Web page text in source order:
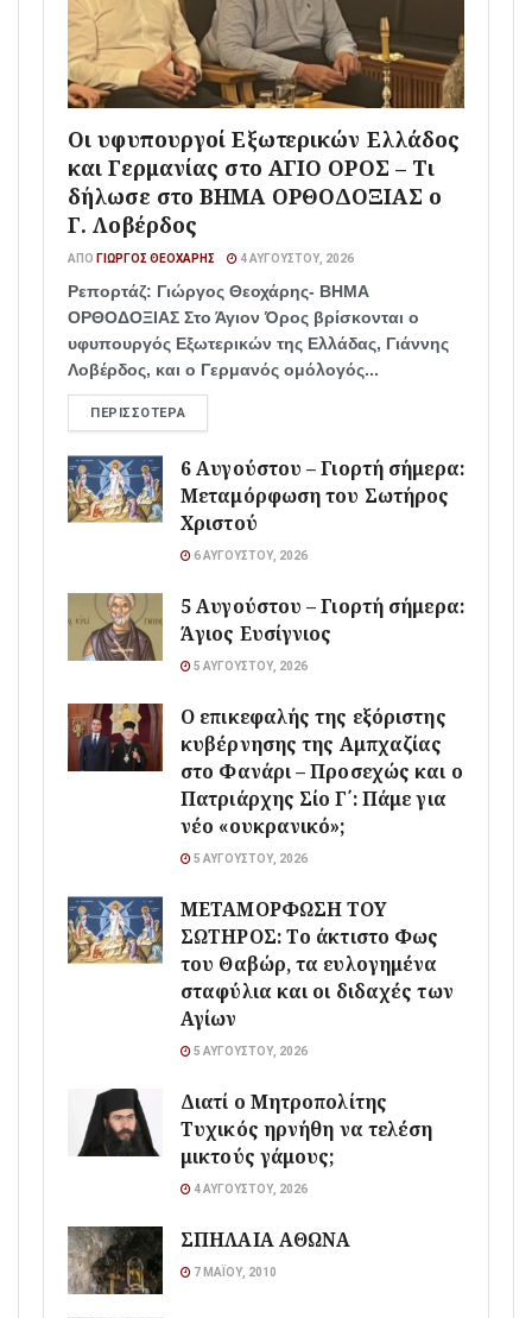
Οι υφυπουργοί Εξωτερικών Ελλάδος
και Γερμανίας στο ΑΓΙΟ ΟΡΟΣ – Τι
δήλωσε στο ΒΗΜΑ ΟΡΘΟΔΟΞΙΑΣ ο
Γ. Λοβέρδος
ΑΠΌ ΓΙΏΡΓΟΣ ΘΕΟΧΆΡΗΣ 4 ΑΥΓΟΎΣΤΟΥ, 2026
Ρεπορτάζ: Γιώργος Θεοχάρης- ΒΗΜΑ
ΟΡΘΟΔΟΞΙΑΣ Στο Άγιον Όρος βρίσκονται ο
υφυπουργός Εξωτερικών της Ελλάδας, Γιάννης
Λοβέρδος, και ο Γερμανός ομόλογός...
ΠΕΡΙΣΣΌΤΕΡΑ
6 Αυγούστου – Γιορτή σήμερα:
Μεταμόρφωση του Σωτήρος
Χριστού
6 ΑΥΓΟΎΣΤΟΥ, 2026
5 Αυγούστου – Γιορτή σήμερα:
Άγιος Ευσίγνιος
5 ΑΥΓΟΎΣΤΟΥ, 2026
Ο επικεφαλής της εξόριστης
κυβέρνησης της Αμπχαζίας
στο Φανάρι – Προσεχώς και ο
Πατριάρχης Σίο Γ΄: Πάμε για
νέο «ουκρανικό»;
5 ΑΥΓΟΎΣΤΟΥ, 2026
ΜΕΤΑΜΟΡΦΩΣΗ ΤΟΥ
ΣΩΤΗΡΟΣ: Το άκτιστο Φως
του Θαβώρ, τα ευλογημένα
σταφύλια και οι διδαχές των
Αγίων
5 ΑΥΓΟΎΣΤΟΥ, 2026
Διατί ο Μητροπολίτης
Τυχικός ηρνήθη να τελέση
μικτούς γάμους;
4 ΑΥΓΟΎΣΤΟΥ, 2026
ΣΠΗΛΑΙΑ ΑΘΩΝΑ
7 ΜΑΪ́ΟΥ, 2010